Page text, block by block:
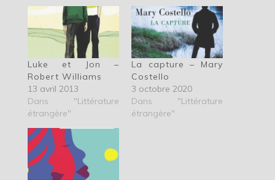
Luke et Jon –
Robert Williams
13 avril 2013
Dans "Littérature
étrangère"
La capture – Mary
Costello
3 octobre 2020
Dans "Littérature
étrangère"